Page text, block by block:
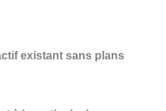
existant sans plans